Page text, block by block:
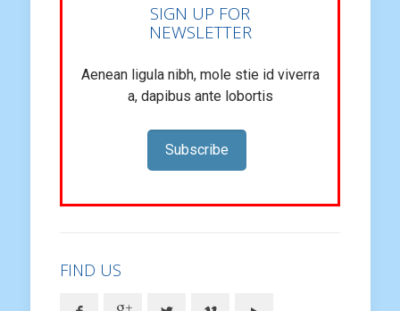
SIGN UP FOR
NEWSLETTER
Aenean ligula nibh, mole stie id viverra
a, dapibus ante lobortis
Subscribe
FIND US